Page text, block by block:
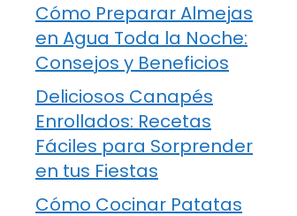
Cómo Preparar Almejas
en Agua Toda la Noche:
Consejos y Beneficios
Deliciosos Canapés
Enrollados: Recetas
Fáciles para Sorprender
en tus Fiestas
Cómo Cocinar Patatas